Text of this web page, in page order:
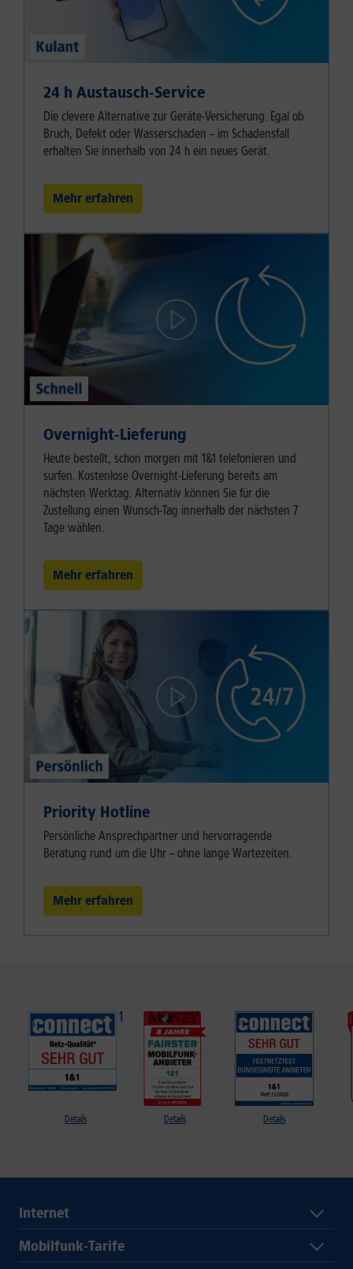
24 h Austausch-Service
Die clevere Alternative zur Geräte-Versicherung. Egal ob
Bruch, Defekt oder Wasserschaden – im Schadensfall
erhalten Sie innerhalb von 24 h ein neues Gerät.
Mehr erfahren
Overnight-Lieferung
Heute bestellt, schon morgen mit 1&1 telefonieren und
surfen. Kostenlose Overnight-Lieferung bereits am
nächsten Werktag. Alternativ können Sie für die
Zustellung einen Wunsch-Tag innerhalb der nächsten 7
Tage wählen.
Mehr erfahren
Priority Hotline
Persönliche Ansprechpartner und hervorragende
Beratung rund um die Uhr – ohne lange Wartezeiten.
Mehr erfahren
Details Details Details
Internet
Mobilfunk-Tarife